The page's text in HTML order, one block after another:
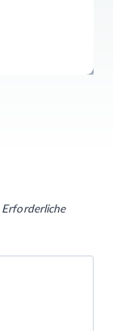
Erforderliche